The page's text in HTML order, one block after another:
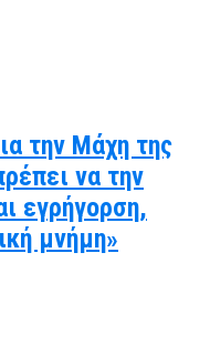
την Μάχη της
να την
εγρήγορση,
μνήμη»